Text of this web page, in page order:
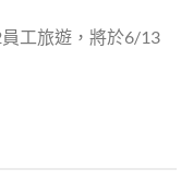
工旅遊，將於6/13